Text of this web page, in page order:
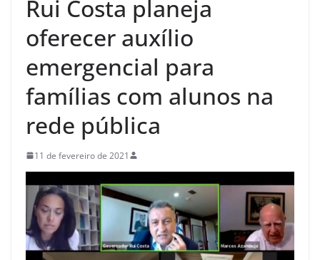
Rui Costa planeja
oferecer auxílio
emergencial para
famílias com alunos na
rede pública
11 de fevereiro de 2021